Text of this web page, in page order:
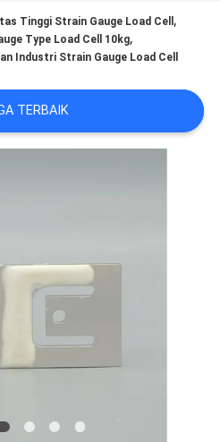
Tinggi Strain Gauge Load Cell ,
Type Load Cell 10kg,
Industri Strain Gauge Load Cell
TERBAIK